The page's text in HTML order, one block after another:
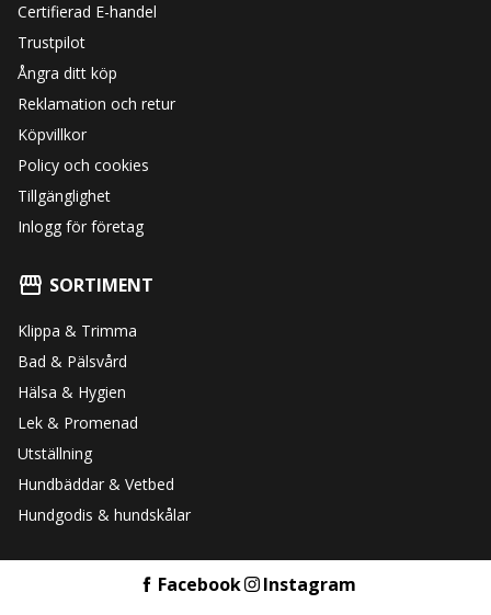
Certifierad E-handel
Trustpilot
Ångra ditt köp
Reklamation och retur
Köpvillkor
Policy och cookies
Tillgänglighet
Inlogg för företag
SORTIMENT
Klippa & Trimma
Bad & Pälsvård
Hälsa & Hygien
Lek & Promenad
Utställning
Hundbäddar & Vetbed
Hundgodis & hundskålar
Facebook Instagram